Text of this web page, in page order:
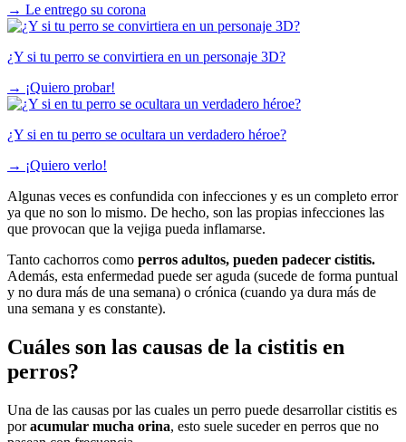
→ Le entrego su corona
¿Y si tu perro se convirtiera en un personaje 3D?
→ ¡Quiero probar!
¿Y si en tu perro se ocultara un verdadero héroe?
→ ¡Quiero verlo!
Algunas veces es confundida con infecciones y es un completo error
ya que no son lo mismo. De hecho, son las propias infecciones las
que provocan que la vejiga pueda inflamarse.
Tanto cachorros como perros adultos, pueden padecer cistitis.
Además, esta enfermedad puede ser aguda (sucede de forma puntual
y no dura más de una semana) o crónica (cuando ya dura más de
una semana y es constante).
Cuáles son las causas de la cistitis en
perros?
Una de las causas por las cuales un perro puede desarrollar cistitis es
poracumular mucha orina, esto suele suceder en perros que no